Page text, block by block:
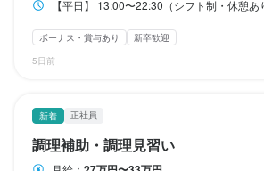
【平日】 13:00〜22:30（シフト制・休憩あり） 【土日祝】 11:00〜22:30（早番遅番のシフト制・休憩あり） ●ランチ営業が無いので朝自分の時間が
ボーナス・賞与あり
新卒歓迎
5日前
新着 正社員
調理補助・調理見習い
◎昇給あり（勤続1年ごとに平均月5,000円
昇給があります）
20,000円程度（過去平均実績）売上に応じ
れます。スタッフ全員平等に支給。
◎ソムリエ資格保持（合格）者には別途ソ
◎昇給あり（勤続1年ごとに平均月5,000円
昇給があります）
20,000円程度（過去平均実績）売上に応じ
れます。スタッフ全員平等に支給。
◎ソムリエ資格保持（合格）者には別途ソ
給与補足
◎昇給あり（勤続1年ごとに平均月5,000円
◎インセンティブあり。忙しい日の大入り
20,000円程度（過去平均実績）売上に応じ
れます。スタッフ全員平等に支給。